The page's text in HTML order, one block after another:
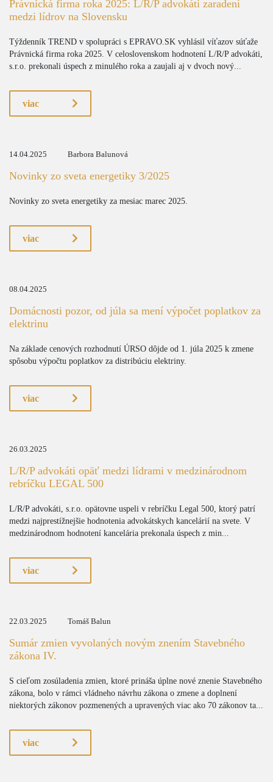
Právnická firma roka 2025: L/R/P advokáti zaradení
medzi lídrov na Slovensku
Týždenník TREND v spolupráci s EPRAVO.SK vyhlásil víťazov súťaže
Právnická firma roka 2025. V celoslovenskom hodnotení L/R/P advokáti,
s.r.o. prekonali úspech z minulého roka a zaujali aj v dvoch nový...
viac
14.04.2025 Barbora Balunová
Novinky zo sveta energetiky 3/2025
Novinky zo sveta energetiky za mesiac marec 2025.
viac
08.04.2025
Domácnosti pozor, od júla sa mení výpočet poplatkov za
elektrinu
Na základe cenových rozhodnutí ÚRSO dôjde od 1. júla 2025 k zmene
spôsobu výpočtu poplatkov za distribúciu elektriny.
viac
26.03.2025
L/R/P advokáti opäť medzi lídrami v medzinárodnom
rebríčku LEGAL 500
L/R/P advokáti, s.r.o. opätovne uspeli v rebríčku Legal 500, ktorý patrí
medzi najprestížnejšie hodnotenia advokátskych kancelárií na svete. V
medzinárodnom hodnotení kancelária prekonala úspech z min...
viac
22.03.2025 Tomáš Balun
Sumár zmien vyvolaných novým znením Stavebného
zákona IV.
S cieľom zosúladenia zmien, ktoré prináša úplne nové znenie Stavebného
zákona, bolo v rámci vládneho návrhu zákona o zmene a doplnení
niektorých zákonov pozmenených a upravených viac ako 70 zákonov ta...
viac